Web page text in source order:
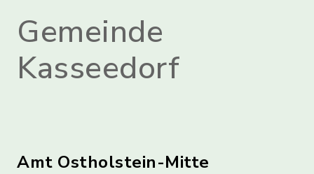
Gemeinde
Kasseedorf
Amt Ostholstein-Mitte